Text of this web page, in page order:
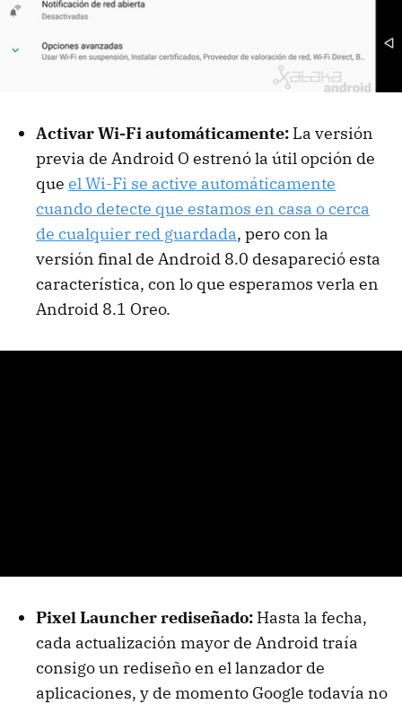
Activar Wi-Fi automáticamente: La versión
previa de Android O estrenó la útil opción de
que el Wi-Fi se active automáticamente
cuando detecte que estamos en casa o cerca
de cualquier red guardada, pero con la
versión final de Android 8.0 desapareció esta
característica, con lo que esperamos verla en
Android 8.1 Oreo.
Pixel Launcher rediseñado: Hasta la fecha,
cada actualización mayor de Android traía
consigo un rediseño en el lanzador de
aplicaciones, y de momento Google todavía no